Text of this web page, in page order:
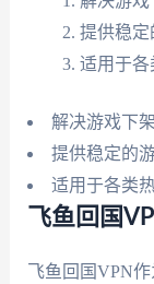
提供稳定
适用于各
解决游戏下
提供稳定的
适用于各类
飞鱼回国
飞鱼回国VPN